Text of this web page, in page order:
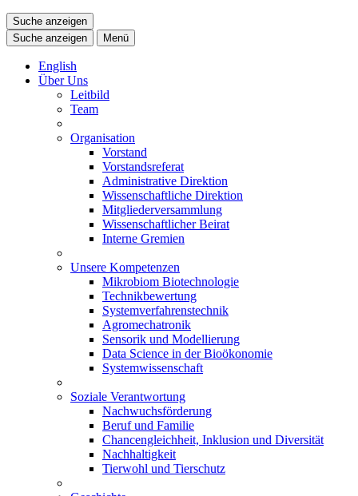
Suche anzeigen
Suche anzeigen
Menü
English
Über Uns
Leitbild
Team
Organisation
Vorstand
Vorstandsreferat
Administrative Direktion
Wissenschaftliche Direktion
Mitgliederversammlung
Wissenschaftlicher Beirat
Interne Gremien
Unsere Kompetenzen
Mikrobiom Biotechnologie
Technikbewertung
Systemverfahrenstechnik
Agromechatronik
Sensorik und Modellierung
Data Science in der Bioökonomie
Systemwissenschaft
Soziale Verantwortung
Nachwuchsförderung
Beruf und Familie
Chancengleichheit, Inklusion und Diversität
Nachhaltigkeit
Tierwohl und Tierschutz